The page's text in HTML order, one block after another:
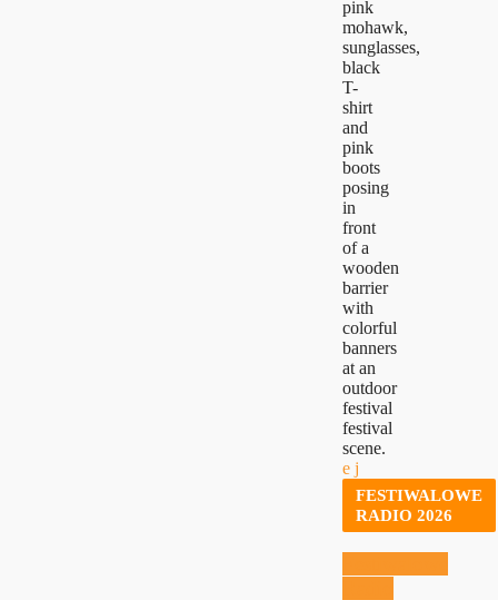
FESTIWALOWE
RADIO 2026